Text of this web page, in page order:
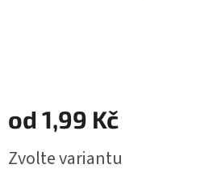
od 1,99 Kč
cena:
Zvolte variantu